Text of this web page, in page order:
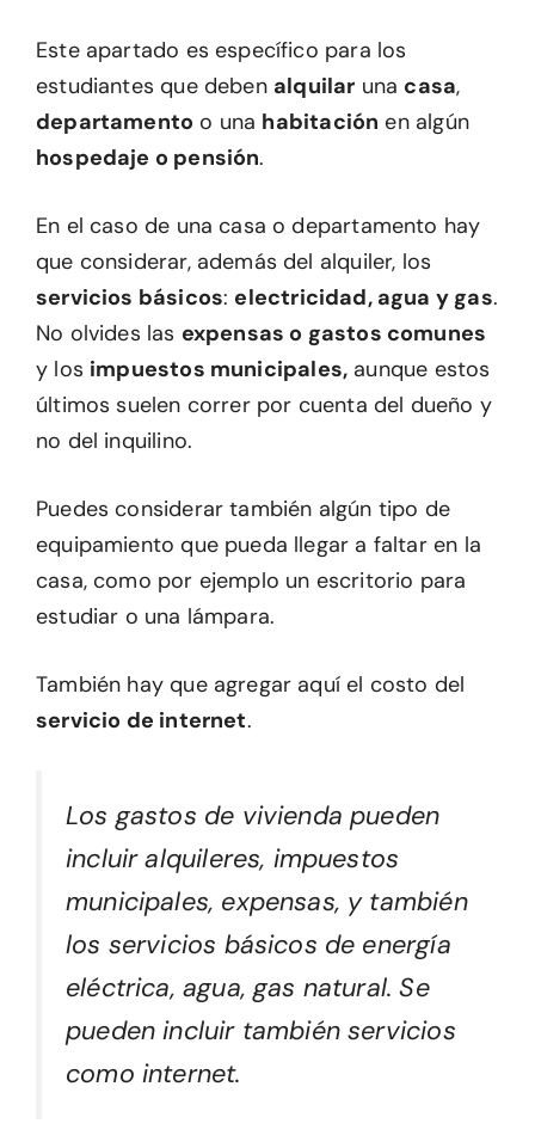
Este apartado es específico para los
estudiantes que deben alquilar una casa,
departamento o una habitación en algún
hospedaje o pensión.
En el caso de una casa o departamento hay
que considerar, además del alquiler, los
servicios básicos: electricidad, agua y gas.
No olvides las expensas o gastos comunes
y los impuestos municipales, aunque estos
últimos suelen correr por cuenta del dueño y
no del inquilino.
Puedes considerar también algún tipo de
equipamiento que pueda llegar a faltar en la
casa, como por ejemplo un escritorio para
estudiar o una lámpara.
También hay que agregar aquí el costo del
servicio de internet.
Los gastos de vivienda pueden
incluir alquileres, impuestos
municipales, expensas, y también
los servicios básicos de energía
eléctrica, agua, gas natural. Se
pueden incluir también servicios
como internet.